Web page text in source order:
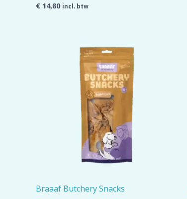
€ 14,80 incl. btw
Braaaf Butchery Snacks